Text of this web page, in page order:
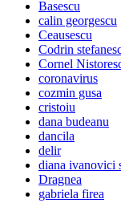
Basescu
calin georgescu
Ceausescu
Codrin
Cornel
coronavirus
cozmin gusa
cristoiu
dana budeanu
dancila
delir
diana ivanovici
Dragnea
gabriela firea